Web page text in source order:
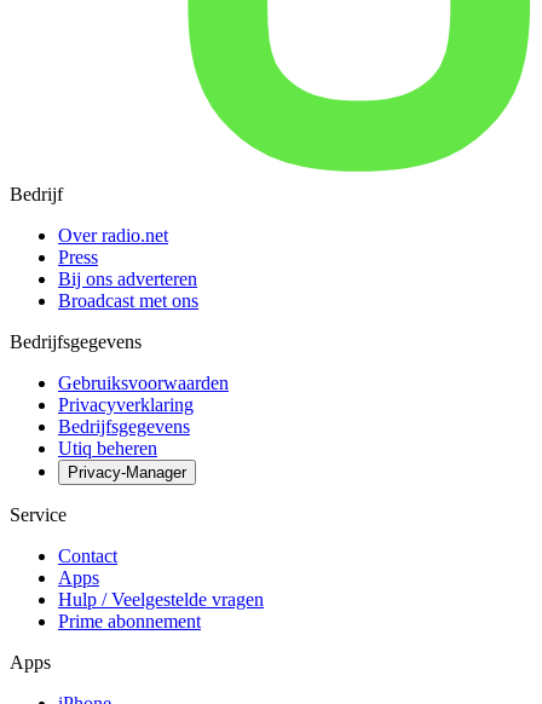
Bedrijf
Over radio.net
Press
Bij ons adverteren
Broadcast met ons
Bedrijfsgegevens
Gebruiksvoorwaarden
Privacyverklaring
Bedrijfsgegevens
Utiq beheren
Privacy-Manager
Service
Contact
Apps
Hulp / Veelgestelde vragen
Prime abonnement
Apps